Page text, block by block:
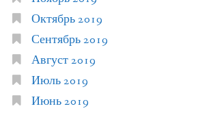
Октябрь 2019
Сентябрь 2019
Август 2019
Июль 2019
Июнь 2019